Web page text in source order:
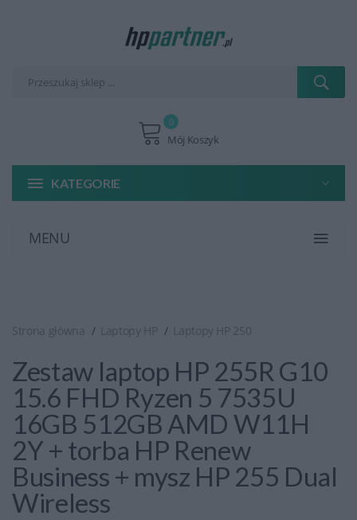
Mój Koszyk
0
KATEGORIE
MENU
Strona główna Laptopy HP Laptopy HP 250
Zestaw laptop HP 255R G10
15.6 FHD Ryzen 5 7535U
16GB 512GB AMD W11H
2Y + torba HP Renew
Business + mysz HP 255 Dual
Wireless